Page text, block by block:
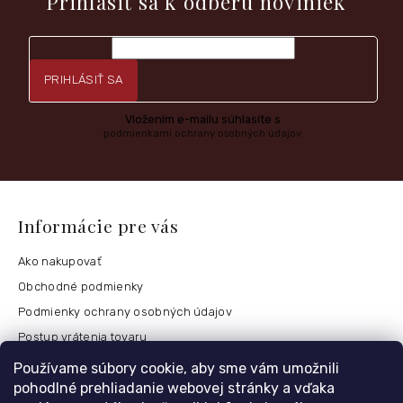
Používame súbory cookie, aby sme vám umožnili
pohodlné prehliadanie webovej stránky a vďaka
PRIHLÁSIŤ SA
Vložením e-mailu súhlasíte s
podmienkami ochrany osobných údajov
Informácie pre vás
Ako nakupovať
Obchodné podmienky
Podmienky ochrany osobných údajov
Postup vrátenia tovaru
Česko